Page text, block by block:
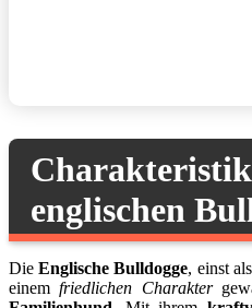
englischen
DieEnglische Bulldogge, einst als
einemfriedlichen Charakter